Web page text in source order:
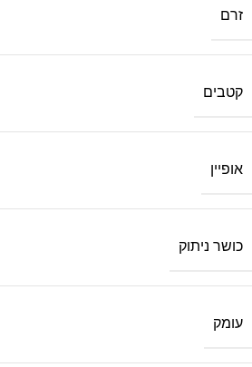
זרם
קטבים
אופיין
כושר ניתוק
עומק